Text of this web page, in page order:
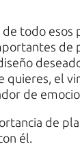
de todo esos
de
quieres, el
de
de
él.